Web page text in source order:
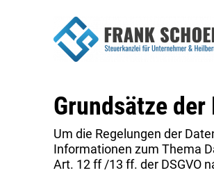
Grundsätze
Um die Regelungen der
Informationen zum Thema
Art. 12 ff /13 ff. der DSGVO